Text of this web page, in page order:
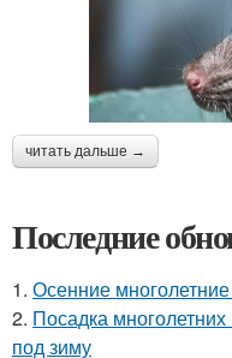
читать дальше →
Последние
1. Осенние
2. Посадка
под зиму